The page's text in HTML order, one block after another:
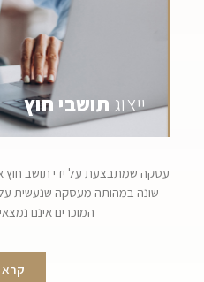
ייצוג תושבי חוץ
עסקה שמתבצעת על ידי תושב חוץ
שונה במהותה מעסקה שנעשית על
המוכרים אינם
קרא